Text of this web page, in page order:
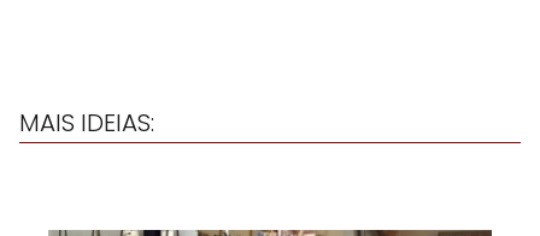
MAIS IDEIAS: